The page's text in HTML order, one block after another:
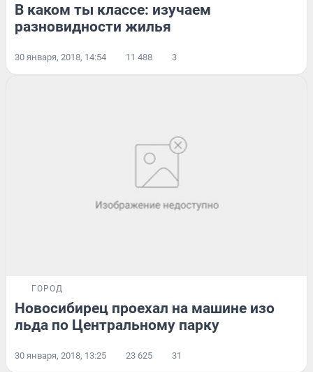
В каком ты классе: изучаем
разновидности жилья
30 января, 2018, 14:54 11 488 3
ГОРОД
Новосибирец проехал на машине изо
льда по Центральному парку
30 января, 2018, 13:25 23 625 31